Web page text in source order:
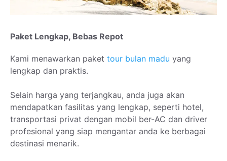
Paket Lengkap, Bebas Repot
Kami menawarkan paket tour bulan madu yang
lengkap dan praktis.
Selain harga yang terjangkau, anda juga akan
mendapatkan fasilitas yang lengkap, seperti hotel,
transportasi privat dengan mobil ber-AC dan driver
profesional yang siap mengantar anda ke berbagai
destinasi menarik.